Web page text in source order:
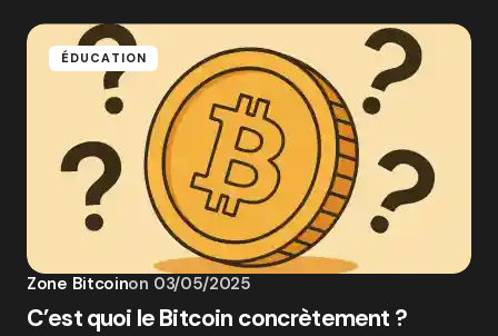
ÉDUCATION
Zone Bitcoinon 03/05/2025
C’est quoi le Bitcoin concrètement ?